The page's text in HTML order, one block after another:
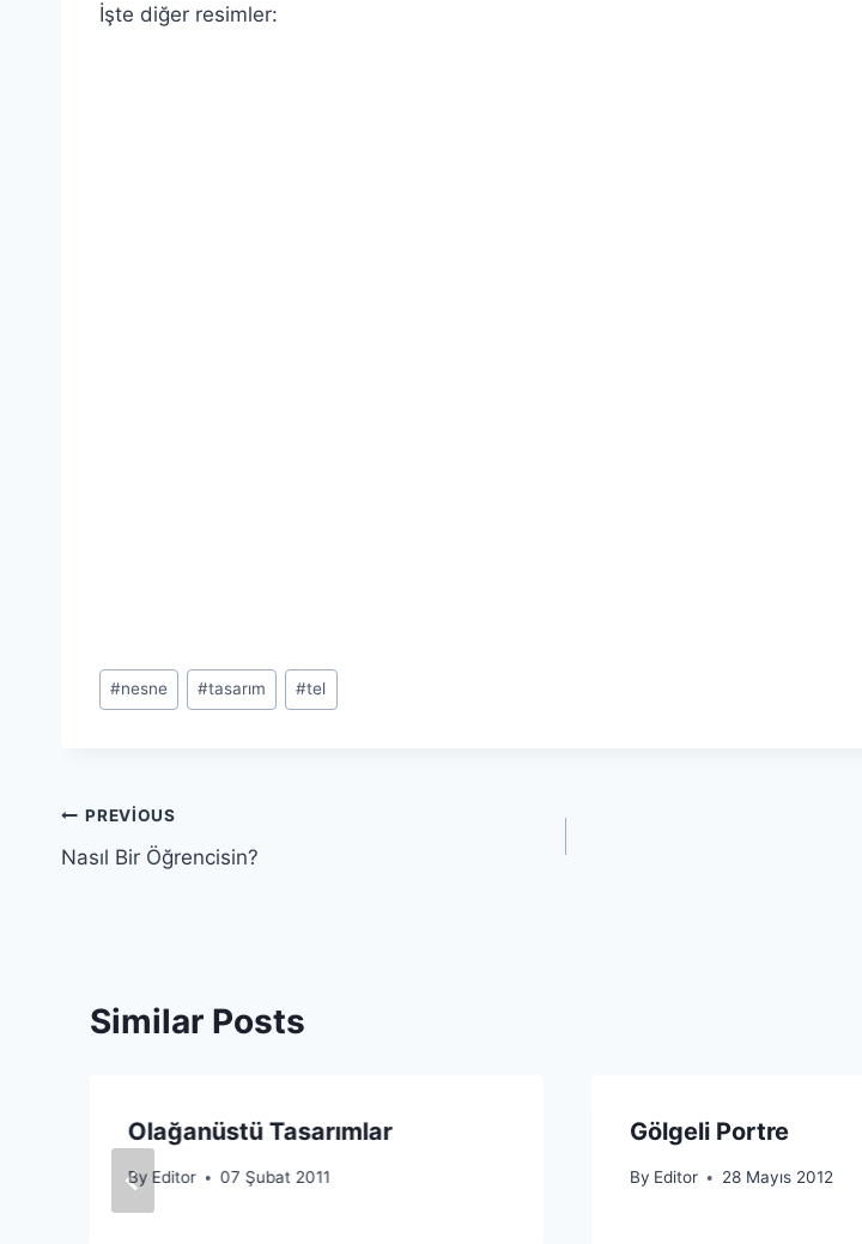
İşte diğer resimler:
Post
Tags:
#nesne #tasarım #tel
Yazı
gezinmesi
PREVIOUS
Nasıl Bir Öğrencisin?
Similar Posts
Olağanüstü Tasarımlar
By Editor 07 Şubat 2011
Gölgeli Portre
By Editor 28 Mayıs 2012